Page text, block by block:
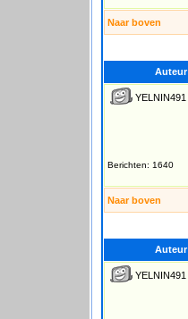
Naar boven
Auteur
YELNIN491
Berichten: 1640
Naar boven
Auteur
YELNIN491